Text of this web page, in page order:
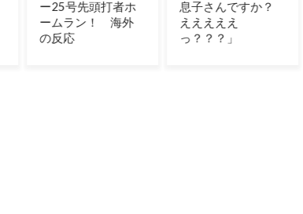
息子さんですか？
えええええ
っ？？？」
さに世界が感嘆！
「日本人は無臭」
の噂をめぐる海外